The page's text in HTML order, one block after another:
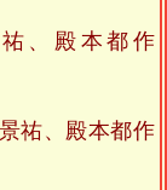
、殿本都作
祐、殿本都作